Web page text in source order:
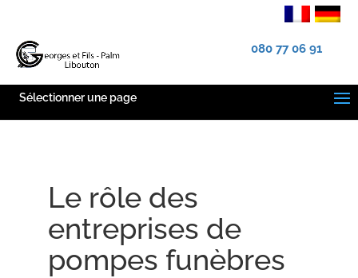
080 77 06 91
Sélectionner une page
Le rôle des
entreprises de
pompes funèbres